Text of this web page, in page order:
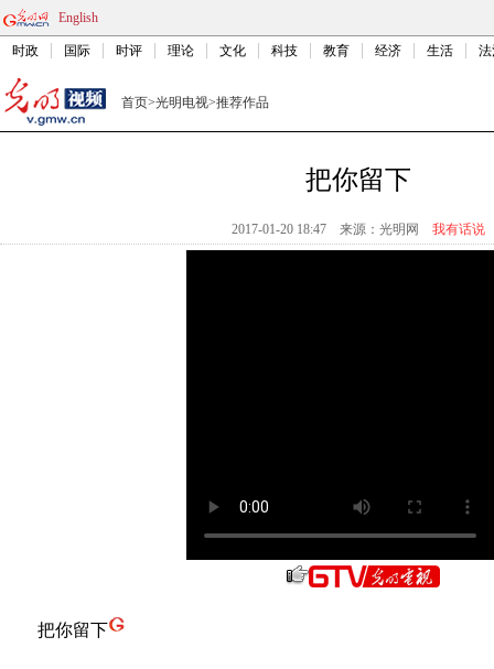
English
时政 国际 时评 理论 文化 科技 教育 经济 生活
首页>光明电视>推荐作品
把你留下
2017-01-20 18:47 来源： 光明网 我有话说
把你留下